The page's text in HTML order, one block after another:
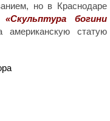
но в Краснодаре
«Скульптура богини
статую